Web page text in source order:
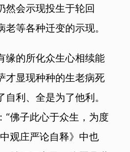
然会示现投生于轮回
等各种迁变的示现。
缘的所化众生心相续能
才显现种种的生老病死
利、全是为了他利。
“佛子此心于众生，为度
观庄严论自释》中也